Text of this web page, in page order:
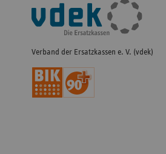
Fußleisten-
Navigation
Verband der Ersatzkassen e. V. (vdek)